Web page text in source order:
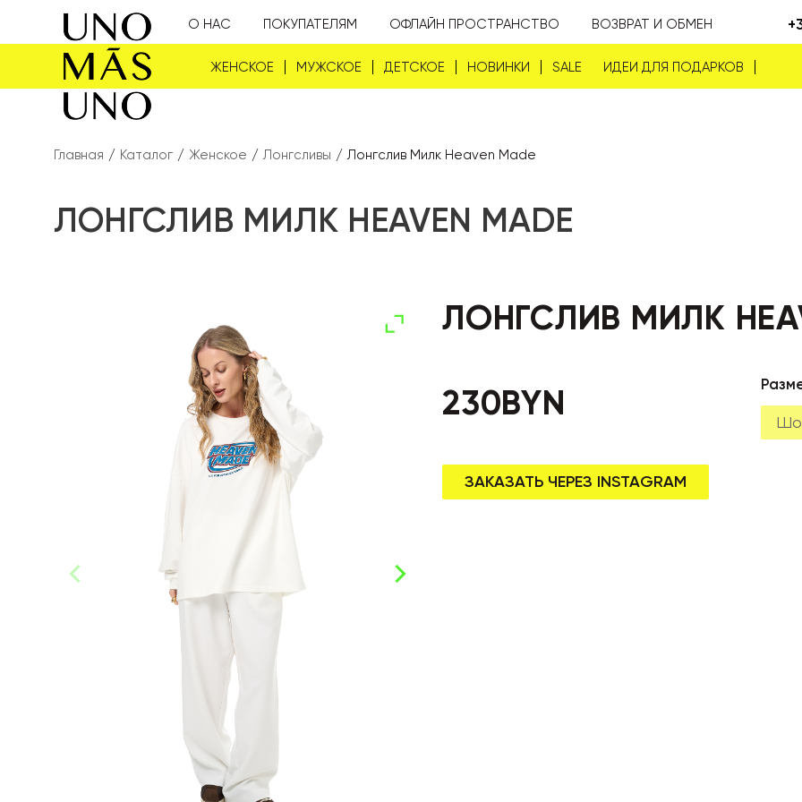
О НАС ПОКУПАТЕЛЯМ ОФЛАЙН ПРОСТРАНСТВО ВОЗВРАТ И ОБМЕН
ЖЕНСКОЕ МУЖСКОЕ ДЕТСКОЕ НОВИНКИ SALE ИДЕИ ДЛЯ ПОДАРКОВ
Главная / Каталог / Женское / Лонгсливы / Лонгслив Милк Heaven Made
ЛОНГСЛИВ МИЛК HEAVEN MADE
ЛОНГСЛИВ МИЛК
230BYN
ЗАКАЗАТЬ ЧЕРЕЗ INSTAGRAM